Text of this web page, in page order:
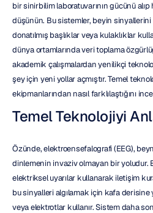
bir sinirbilim laboratuvarının gücünü
düşünün. Bu sistemler, beyin
donatılmış başlıklar veya kulaklıklar
dünya ortamlarında veri toplama
akademik çalışmalardan yenilikçi
şey için yeni yollar açmıştır. Temel
ekipmanlarından nasıl farklılaştığını
Temel Teknolojiyi
Özünde, elektroensefalografi (EEG),
dinlemenin invaziv olmayan bir yoludur.
elektriksel uyarılar kullanarak iletişim
bu sinyalleri algılamak için kafa
veya elektrotlar kullanır. Sistem daha